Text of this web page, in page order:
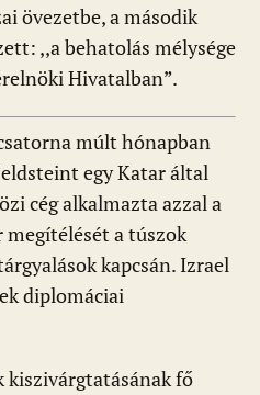
övezetbe, a második
,,a behatolás mélysége
Hivatalban”.
múlt hónapban
egy Katar által
cég alkalmazta azzal a
megítélését a túszok
kapcsán. Izrael
diplomáciai
fő